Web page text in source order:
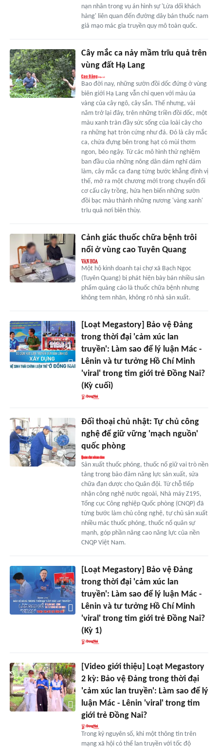
nạn nhân trong vụ án hình sự 'Lừa dối khách
hàng' liên quan đến đường dây bán thuốc nam
giả mạo mác gia truyền quy mô toàn quốc.
Cây mắc ca nảy mầm trĩu quả trên
vùng đất Hạ Lang
Bao đời nay, những sườn đồi dốc đứng ở vùng
biên giới Hạ Lang vẫn chỉ quen với màu úa
vàng của cây ngô, cây sắn. Thế nhưng, vài
năm trở lại đây, trên những triền đồi dốc, một
màu xanh tràn đầy sức sống của loài cây cho
ra những hạt tròn cứng như đá. Đó là cây mắc
ca, chứa đựng bên trong hạt có mùi thơm
ngon, béo ngậy. Từ các mô hình thử nghiệm
ban đầu của những nông dân dám nghĩ dám
làm, cây mắc ca đang từng bước khẳng định vị
thế, mở ra một chương mới trong chuyển đổi
cơ cấu cây trồng, hứa hẹn biến những sườn
đồi bạc màu thành những nương 'vàng xanh'
trĩu quả nơi biên thùy.
Cảnh giác thuốc chữa bệnh trôi
nổi ở vùng cao Tuyên Quang
Một hộ kinh doanh tại chợ xã Bạch Ngọc
(Tuyên Quang) bị phát hiện bày bán nhiều sản
phẩm quảng cáo là thuốc chữa bệnh nhưng
không tem nhãn, không rõ nhà sản xuất.
[Loạt Megastory] Bảo vệ Đảng
trong thời đại 'cảm xúc lan
truyền': Làm sao để lý luận Mác -
Lênin và tư tưởng Hồ Chí Minh
'viral' trong tim giới trẻ Đồng Nai?
(Kỳ cuối)
Đối thoại chủ nhật: Tự chủ công
nghệ để giữ vững 'mạch nguồn'
quốc phòng
Sản xuất thuốc phóng, thuốc nổ giữ vai trò nền
tảng trong bảo đảm năng lực sản xuất, sửa
chữa đạn dược cho Quân đội. Từ chỗ tiếp
nhận công nghệ nước ngoài, Nhà máy Z195,
Tổng cục Công nghiệp Quốc phòng (CNQP) đã
từng bước làm chủ công nghệ, tự chủ sản xuất
nhiều mác thuốc phóng, thuốc nổ quân sự
mạnh, góp phần nâng cao năng lực của nền
CNQP Việt Nam.
[Loạt Megastory] Bảo vệ Đảng
trong thời đại 'cảm xúc lan
truyền': Làm sao để lý luận Mác -
Lênin và tư tưởng Hồ Chí Minh
'viral' trong tim giới trẻ Đồng Nai?
(Kỳ 1)
[Video giới thiệu] Loạt Megastory
2 kỳ: Bảo vệ Đảng trong thời đại
'cảm xúc lan truyền': Làm sao để lý
luận Mác - Lênin 'viral' trong tim
giới trẻ Đồng Nai?
Trong kỷ nguyên số, khi một thông tin trên
mạng xã hội có thể lan truyền với tốc độ